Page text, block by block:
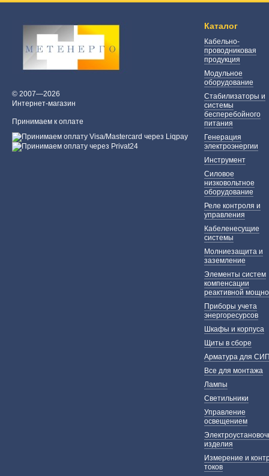
© 2007—2026
Интернет-магазин
Принимаем к оплате
Каталог
Кабельно-
проводниковая
продукция
Модульное
оборудование
Стабилизаторы и
системы
бесперебойного
питания
Генерация
электроэнергии
Инструмент
Силовое
низковольтное
оборудование
Реле контроля и
управления
Кабеленесущие
системы
Молниезащита и
заземление
Элементы систем
компенсации
реактивной
Приборы учета
энергоресурсов
Шкафы и корпуса
Щиты в сборе
Арматура для
Все для монтажа
Лампы
Светильники
Управление
освещением
изделия
Измерение и
токов